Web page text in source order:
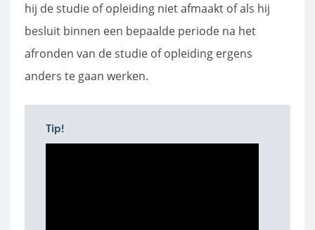
hij de studie of opleiding niet afmaakt of als hij
besluit binnen een bepaalde periode na het
afronden van de studie of opleiding ergens
anders te gaan werken.
Tip!